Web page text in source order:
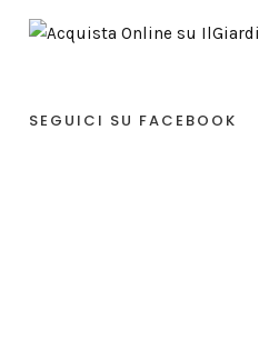
SEGUICI SU FACEBOOK